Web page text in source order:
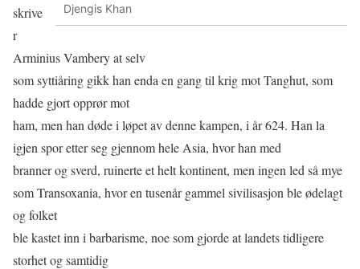
Djengis Khan
skrive
r
Arminius Vambery at selv
som syttiåring gikk han enda en gang til krig mot Tanghut, som
hadde gjort opprør mot
ham, men han døde i løpet av denne kampen, i år 624. Han la
igjen spor etter seg gjennom hele Asia, hvor han med
branner og sverd, ruinerte et helt kontinent, men ingen led så mye
som Transoxania, hvor en tusenår gammel sivilisasjon ble ødelagt
og folket
ble kastet inn i barbarisme, noe som gjorde at landets tidligere
storhet og samtidig